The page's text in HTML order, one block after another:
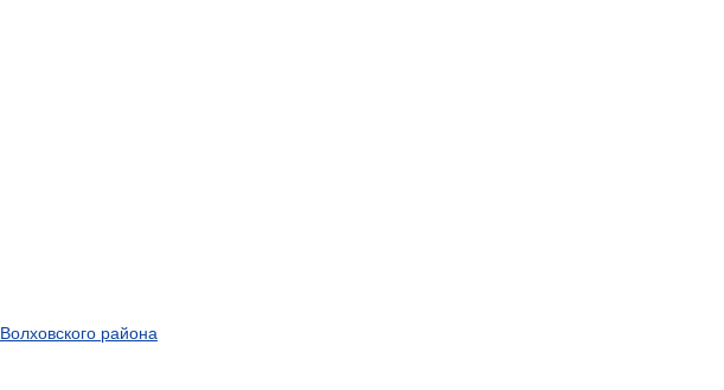
Волховского района